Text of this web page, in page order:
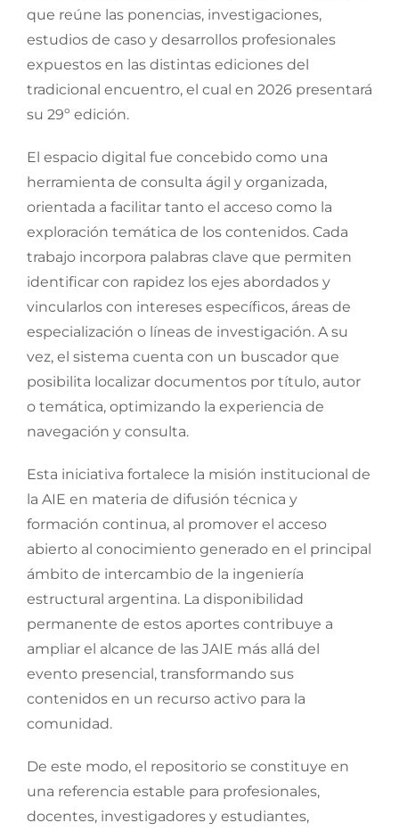
que reúne las ponencias, investigaciones,
estudios de caso y desarrollos profesionales
expuestos en las distintas ediciones del
tradicional encuentro, el cual en 2026 presentará
su 29º edición.
El espacio digital fue concebido como una
herramienta de consulta ágil y organizada,
orientada a facilitar tanto el acceso como la
exploración temática de los contenidos. Cada
trabajo incorpora palabras clave que permiten
identificar con rapidez los ejes abordados y
vincularlos con intereses específicos, áreas de
especialización o líneas de investigación. A su
vez, el sistema cuenta con un buscador que
posibilita localizar documentos por título, autor
o temática, optimizando la experiencia de
navegación y consulta.
Esta iniciativa fortalece la misión institucional de
la AIE en materia de difusión técnica y
formación continua, al promover el acceso
abierto al conocimiento generado en el principal
ámbito de intercambio de la ingeniería
estructural argentina. La disponibilidad
permanente de estos aportes contribuye a
ampliar el alcance de las JAIE más allá del
evento presencial, transformando sus
contenidos en un recurso activo para la
comunidad.
De este modo, el repositorio se constituye en
una referencia estable para profesionales,
docentes, investigadores y estudiantes,